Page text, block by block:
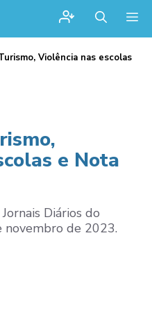
Violência nas escolas
e Nota
Diários do
novembro de 2023.